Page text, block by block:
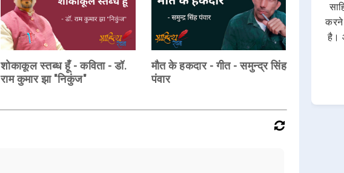
शोकाकूल स्तब्ध हूँ - कविता - डॉ.
राम कुमार झा "निकुंज"
मौत के हकदार - गीत - समुन्द्र सिंह
पंवार
करने
है।